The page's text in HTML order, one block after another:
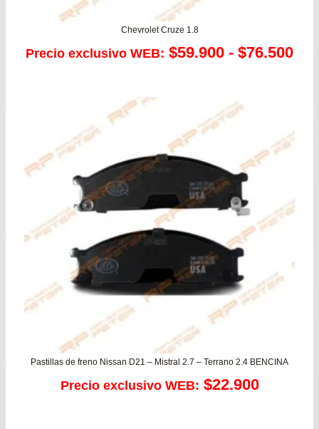
Chevrolet Cruze 1.8
Precio exclusivo WEB: $59.900 - $76.500
Pastillas de freno Nissan D21 – Mistral 2.7 – Terrano 2.4 BENCINA
Precio exclusivo WEB: $22.900